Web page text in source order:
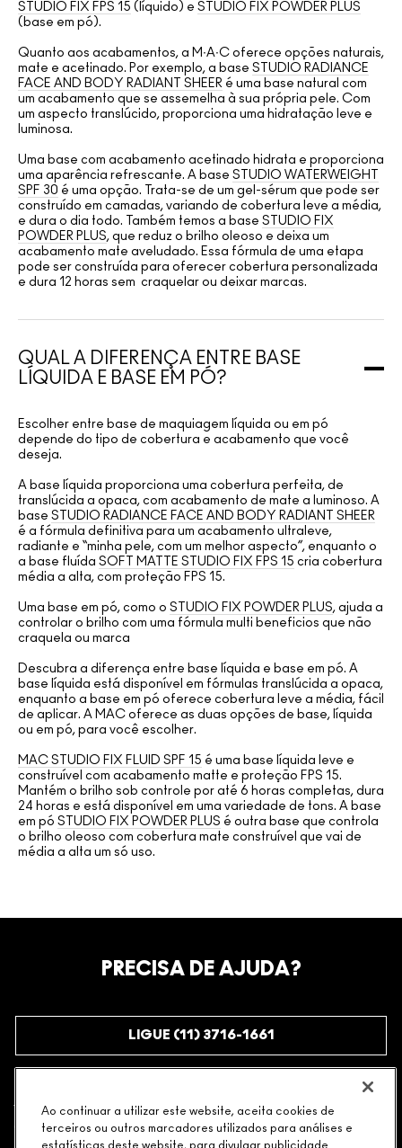
STUDIO FIX FPS 15 (líquido) e STUDIO FIX POWDER PLUS
(base em pó).
Quanto aos acabamentos, a M∙A∙C oferece opções naturais,
mate e acetinado. Por exemplo, a base STUDIO RADIANCE
FACE AND BODY RADIANT SHEER é uma base natural com
um acabamento que se assemelha à sua própria pele. Com
um aspecto translúcido, proporciona uma hidratação leve e
luminosa.
Uma base com acabamento acetinado hidrata e proporciona
uma aparência refrescante. A base STUDIO WATERWEIGHT
SPF 30 é uma opção. Trata-se de um gel-sérum que pode ser
construído em camadas, variando de cobertura leve a média,
e dura o dia todo. Também temos a base STUDIO FIX
POWDER PLUS, que reduz o brilho oleoso e deixa um
acabamento mate aveludado. Essa fórmula de uma etapa
pode ser construída para oferecer cobertura personalizada
e dura 12 horas sem craquelar ou deixar marcas.
QUAL A DIFERENÇA ENTRE BASE
LÍQUIDA E BASE EM PÓ?
Escolher entre base de maquiagem líquida ou em pó
depende do tipo de cobertura e acabamento que você
deseja.
A base líquida proporciona uma cobertura perfeita, de
translúcida a opaca, com acabamento de mate a luminoso. A
base STUDIO RADIANCE FACE AND BODY RADIANT SHEER
é a fórmula definitiva para um acabamento ultraleve,
radiante e “minha pele, com um melhor aspecto”, enquanto o
a base fluída SOFT MATTE STUDIO FIX FPS 15 cria cobertura
média a alta, com proteção FPS 15.
Uma base em pó, como o STUDIO FIX POWDER PLUS, ajuda a
controlar o brilho com uma fórmula multi beneficios que não
craquela ou marca
Descubra a diferença entre base líquida e base em pó. A
base líquida está disponível em fórmulas translúcida a opaca,
enquanto a base em pó oferece cobertura leve a média, fácil
de aplicar. A MAC oferece as duas opções de base, líquida
ou em pó, para você escolher.
MAC STUDIO FIX FLUID SPF 15 é uma base líquida leve e
construível com acabamento matte e proteção FPS 15.
Mantém o brilho sob controle por até 6 horas completas, dura
24 horas e está disponível em uma variedade de tons. A base
em pó STUDIO FIX POWDER PLUS é outra base que controla
o brilho oleoso com cobertura mate construível que vai de
média a alta um só uso.
PRECISA DE AJUDA?
LIGUE (11) 3716-1661
COMPRAS
Ao continuar a utilizar este website, aceita cookies de
terceiros ou outros marcadores utilizados para análises e